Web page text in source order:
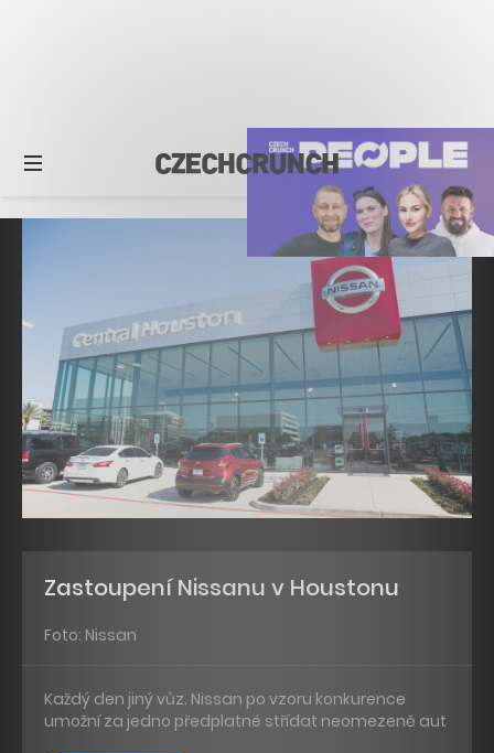
Zastoupení Nissanu v Houstonu
Foto: Nissan
Každý den jiný vůz. Nissan po vzoru konkurence
umožní za jedno předplatné střídat neomezeně aut